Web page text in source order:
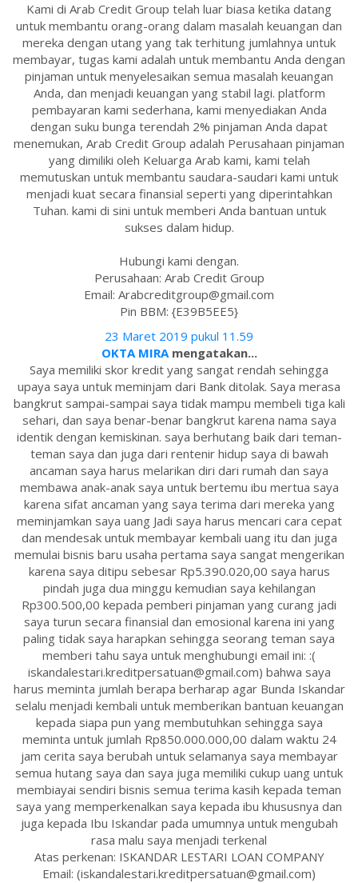
Kami di Arab Credit Group telah luar biasa ketika datang
untuk membantu orang-orang dalam masalah keuangan dan
mereka dengan utang yang tak terhitung jumlahnya untuk
membayar, tugas kami adalah untuk membantu Anda dengan
pinjaman untuk menyelesaikan semua masalah keuangan
Anda, dan menjadi keuangan yang stabil lagi. platform
pembayaran kami sederhana, kami menyediakan Anda
dengan suku bunga terendah 2% pinjaman Anda dapat
menemukan, Arab Credit Group adalah Perusahaan pinjaman
yang dimiliki oleh Keluarga Arab kami, kami telah
memutuskan untuk membantu saudara-saudari kami untuk
menjadi kuat secara finansial seperti yang diperintahkan
Tuhan. kami di sini untuk memberi Anda bantuan untuk
sukses dalam hidup.
Hubungi kami dengan.
Perusahaan: Arab Credit Group
Email: Arabcreditgroup@gmail.com
Pin BBM: {E39B5EE5}
23 Maret 2019 pukul 11.59
OKTA MIRAmengatakan...
Saya memiliki skor kredit yang sangat rendah sehingga
upaya saya untuk meminjam dari Bank ditolak. Saya merasa
bangkrut sampai-sampai saya tidak mampu membeli tiga kali
sehari, dan saya benar-benar bangkrut karena nama saya
identik dengan kemiskinan. saya berhutang baik dari teman-
teman saya dan juga dari rentenir hidup saya di bawah
ancaman saya harus melarikan diri dari rumah dan saya
membawa anak-anak saya untuk bertemu ibu mertua saya
karena sifat ancaman yang saya terima dari mereka yang
meminjamkan saya uang Jadi saya harus mencari cara cepat
dan mendesak untuk membayar kembali uang itu dan juga
memulai bisnis baru usaha pertama saya sangat mengerikan
karena saya ditipu sebesar Rp5.390.020,00 saya harus
pindah juga dua minggu kemudian saya kehilangan
Rp300.500,00 kepada pemberi pinjaman yang curang jadi
saya turun secara finansial dan emosional karena ini yang
paling tidak saya harapkan sehingga seorang teman saya
memberi tahu saya untuk menghubungi email ini: :(
iskandalestari.kreditpersatuan@gmail.com) bahwa saya
harus meminta jumlah berapa berharap agar Bunda Iskandar
selalu menjadi kembali untuk memberikan bantuan keuangan
kepada siapa pun yang membutuhkan sehingga saya
meminta untuk jumlah Rp850.000.000,00 dalam waktu 24
jam cerita saya berubah untuk selamanya saya membayar
semua hutang saya dan saya juga memiliki cukup uang untuk
membiayai sendiri bisnis semua terima kasih kepada teman
saya yang memperkenalkan saya kepada ibu khususnya dan
juga kepada Ibu Iskandar pada umumnya untuk mengubah
rasa malu saya menjadi terkenal
Atas perkenan: ISKANDAR LESTARI LOAN COMPANY
Email: (iskandalestari.kreditpersatuan@gmail.com)